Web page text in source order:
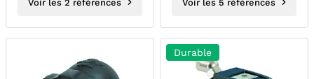
Voir les 2 références Voir les 5 références
Durable